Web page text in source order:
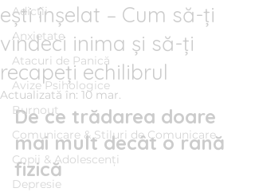
Adicții
Anxietate
Atacuri de Panică
Avize Psihologice
Burnout
Comunicare & Stiluri de Comunicare
Copii & Adolescenți
Depresie
ești înșelat – Cum să-ți
vindeci inima și să-ți
recapeți echilibrul
Actualizată în: 10 mar.
De ce trădarea doare
mai mult decât o rană
fizică